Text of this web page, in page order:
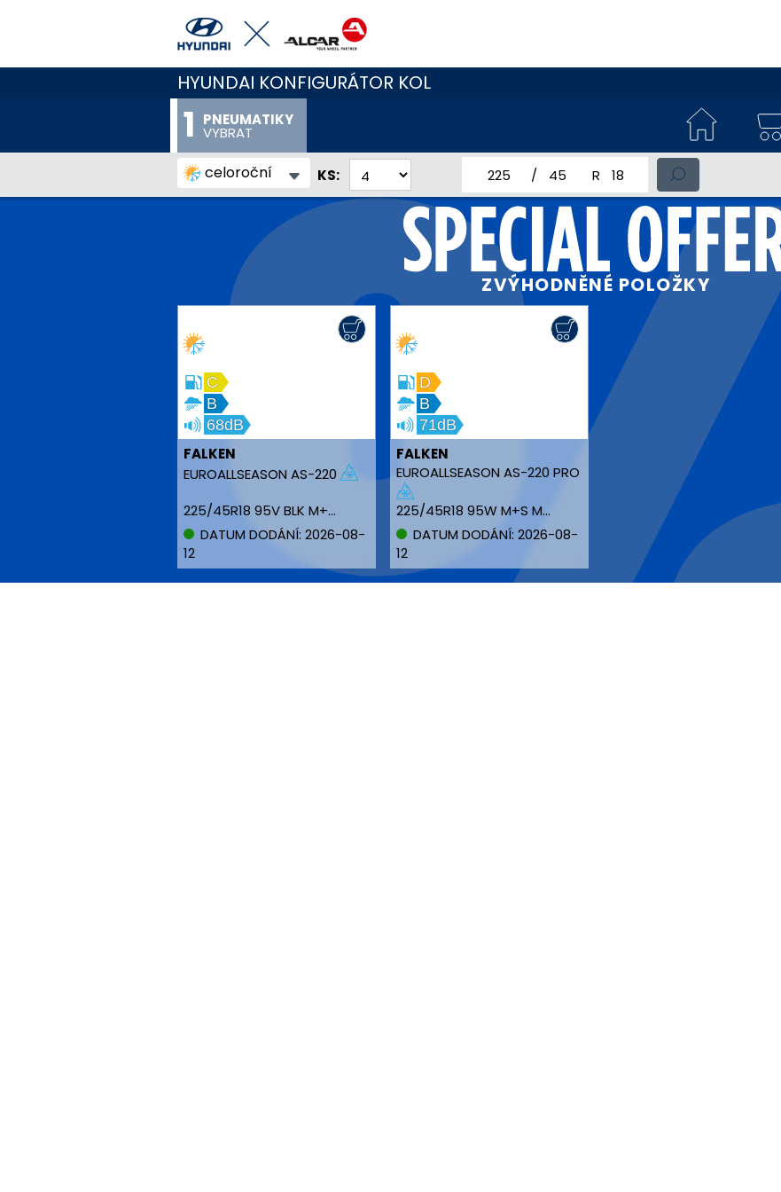
HYUNDAI KONFIGURÁTOR KOL
PNEUMATIKY
VYBRAT
celoroční KS: jmenovitá šířka pneumatiky
profil pneumatikyjmenovitý průměr pneumatiky
ZVÝHODNĚNÉ POLOŽKY
C
B
68dB
FALKEN
EUROALLSEASON AS-220
225/45R18 95V BLK M+S MFS XL
DATUM DODÁNÍ: 2026-08-
12
D
B
71dB
FALKEN
EUROALLSEASON AS-220 PRO
225/45R18 95W M+S MFS NBLK XL
DATUM DODÁNÍ: 2026-08-
12